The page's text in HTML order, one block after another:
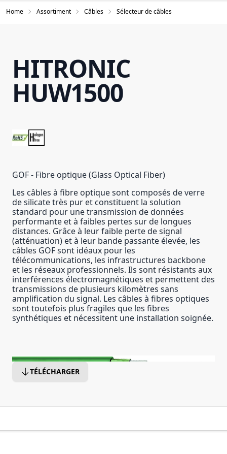
Home Assortiment Câbles Sélecteur de câbles
HITRONIC
HUW1500
GOF - Fibre optique (Glass Optical Fiber)
Les câbles à fibre optique sont composés de verre
de silicate très pur et constituent la solution
standard pour une transmission de données
performante et à faibles pertes sur de longues
distances. Grâce à leur faible perte de signal
(atténuation) et à leur bande passante élevée, les
câbles GOF sont idéaux pour les
télécommunications, les infrastructures backbone
et les réseaux professionnels. Ils sont résistants aux
interférences électromagnétiques et permettent des
transmissions de plusieurs kilomètres sans
amplification du signal. Les câbles à fibres optiques
sont toutefois plus fragiles que les fibres
synthétiques et nécessitent une installation soignée.
TÉLÉCHARGER